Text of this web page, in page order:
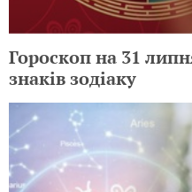
Гороскоп на 31
знаків зодіаку